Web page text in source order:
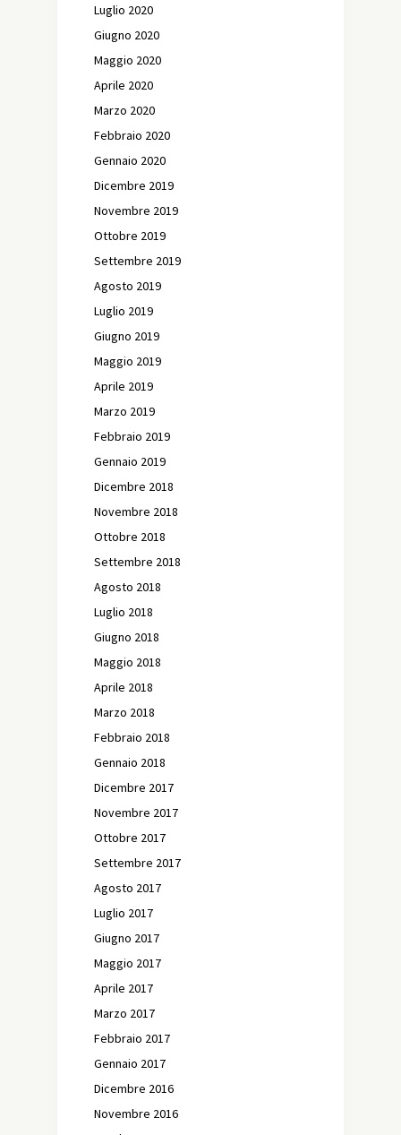
Luglio 2020
Giugno 2020
Maggio 2020
Aprile 2020
Marzo 2020
Febbraio 2020
Gennaio 2020
Dicembre 2019
Novembre 2019
Ottobre 2019
Settembre 2019
Agosto 2019
Luglio 2019
Giugno 2019
Maggio 2019
Aprile 2019
Marzo 2019
Febbraio 2019
Gennaio 2019
Dicembre 2018
Novembre 2018
Ottobre 2018
Settembre 2018
Agosto 2018
Luglio 2018
Giugno 2018
Maggio 2018
Aprile 2018
Marzo 2018
Febbraio 2018
Gennaio 2018
Dicembre 2017
Novembre 2017
Ottobre 2017
Settembre 2017
Agosto 2017
Luglio 2017
Giugno 2017
Maggio 2017
Aprile 2017
Marzo 2017
Febbraio 2017
Gennaio 2017
Dicembre 2016
Novembre 2016